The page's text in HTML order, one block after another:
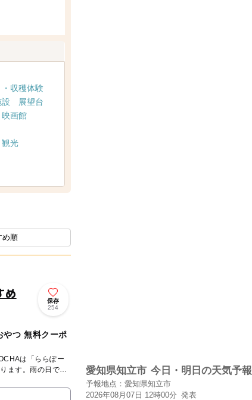
収穫体験
展望台
映画館
観光
め
保存
254
やつ 無料クーポ
は「ららぽー
ます。雨の日でも
愛知県知立市 今日・明日の天気予報
予報地点：愛知県知立市
2026年08月07日 12時00分 発表